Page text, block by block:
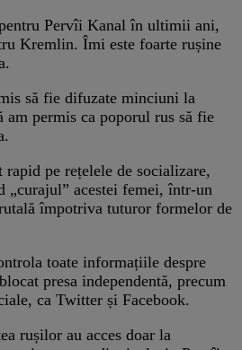
Pervîi Kanal în ultimii ani,
Kremlin. Îmi este foarte rușine
să fie difuzate minciuni la
am permis ca poporul rus să fie
pe rețelele de socializare,
„curajul” acestei femei, într-un
împotriva tuturor formelor de
toate informațiile despre
presa independentă, precum
ca Twitter și Facebook.
rușilor au acces doar la